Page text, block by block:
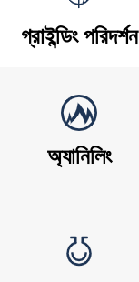
গ্রাইন্ডিং পরিদর্শন
অ্যানিলিং